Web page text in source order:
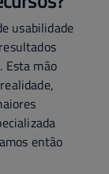
usabilidade
Esta mão
então